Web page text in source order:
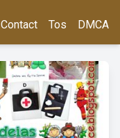
Contact Tos DMCA